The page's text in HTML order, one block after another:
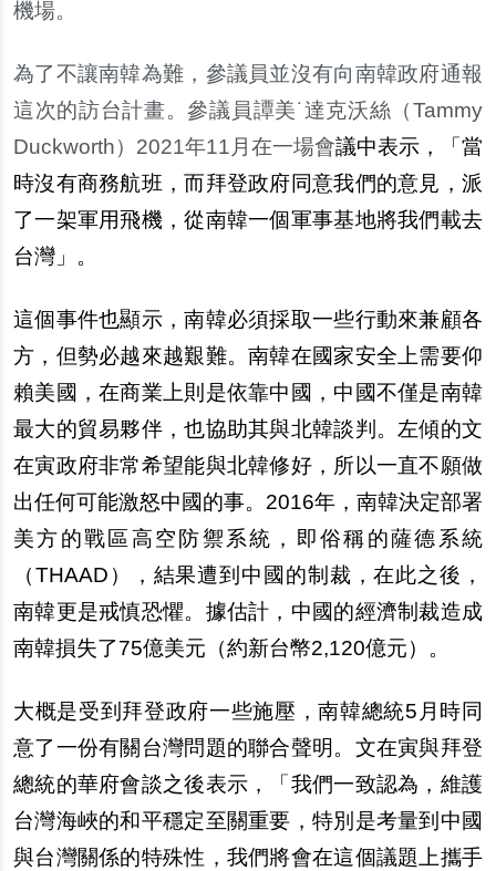
機場。
為了不讓南韓為難，參議員並沒有向南韓政府通報
這次的訪台計畫。參議員譚美˙達克沃絲（Tammy
Duckworth）2021年11月在一場會議中表示，「當
時沒有商務航班，而拜登政府同意我們的意見，派
了一架軍用飛機，從南韓一個軍事基地將我們載去
台灣」。
這個事件也顯示，南韓必須採取一些行動來兼顧各
方，但勢必越來越艱難。南韓在國家安全上需要仰
賴美國，在商業上則是依靠中國，中國不僅是南韓
最大的貿易夥伴，也協助其與北韓談判。左傾的文
在寅政府非常希望能與北韓修好，所以一直不願做
出任何可能激怒中國的事。2016年，南韓決定部署
美方的戰區高空防禦系統，即俗稱的薩德系統
（THAAD），結果遭到中國的制裁，在此之後，
南韓更是戒慎恐懼。據估計，中國的經濟制裁造成
南韓損失了75億美元（約新台幣2,120億元）。
大概是受到拜登政府一些施壓，南韓總統5月時同
意了一份有關台灣問題的聯合聲明。文在寅與拜登
總統的華府會談之後表示，「我們一致認為，維護
台灣海峽的和平穩定至關重要，特別是考量到中國
與台灣關係的特殊性，我們將會在這個議題上攜手